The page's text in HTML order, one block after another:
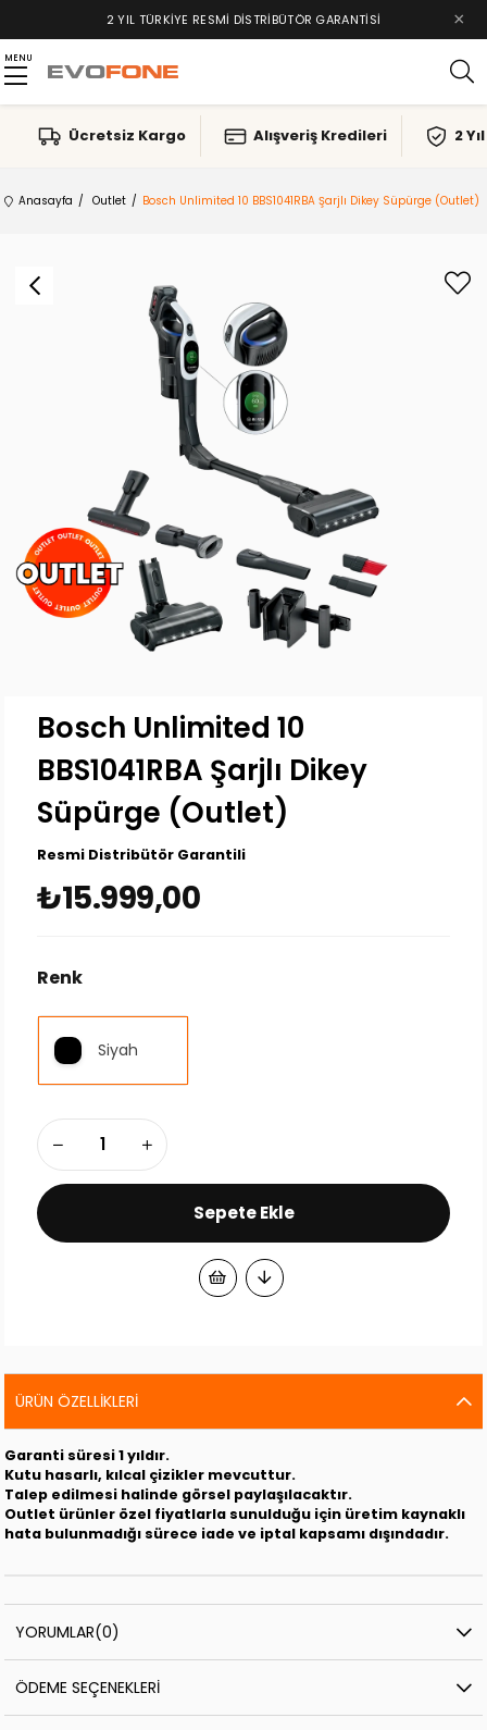
2 YIL TÜRKIYE RESMI DISTRIBÜTÖR GARANTISI ×
MENU
Ücretsiz Kargo Alışveriş Kredileri 2
Anasayfa Outlet Bosch Unlimited 10 BBS1041RBA Şarjlı Dikey Süpürge (Outlet)
Bosch Unlimited 10
BBS1041RBA Şarjlı Dikey
Süpürge (Outlet)
Resmi Distribütör Garantili
₺15.999,00
Renk
Siyah
ÜRÜN ÖZELLIKLERI
Garanti süresi 1 yıldır.
Kutu hasarlı, kılcal çizikler mevcuttur.
Talep edilmesi halinde görsel paylaşılacaktır.
Outlet ürünler özel fiyatlarla sunulduğu için üretim kaynaklı
hata bulunmadığı sürece iade ve iptal kapsamı dışındadır.
YORUMLAR(0)
ÖDEME SEÇENEKLERI